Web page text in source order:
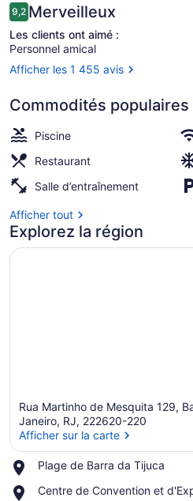
Avis
9,29,2 sur 10 –
Merveilleux
Les clients ont aimé :
Personnel amical
Afficher les 1 455 avis
Commodités populaires
Piscine
Restaurant
Salle d’entraînement
Afficher tout
Explorez la région
Rua Martinho de Mesquita 129,
Janeiro, RJ, 222620-220
Afficher sur la carte
Plage de Barra da Tijuca
Place,
de
Centre de Convention et
Place,